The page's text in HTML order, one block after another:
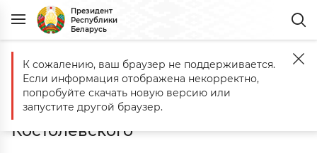
Президент
Республики
Беларусь
Главная События Александр Лукашенко поздравил народного
Александр Лукашенко поздравил
народного артиста России Игоря
Костолевского
К сожалению, ваш браузер не поддерживается.
Если информация отображена некорректно,
попробуйте скачать новую версию или
запустите другой браузер.